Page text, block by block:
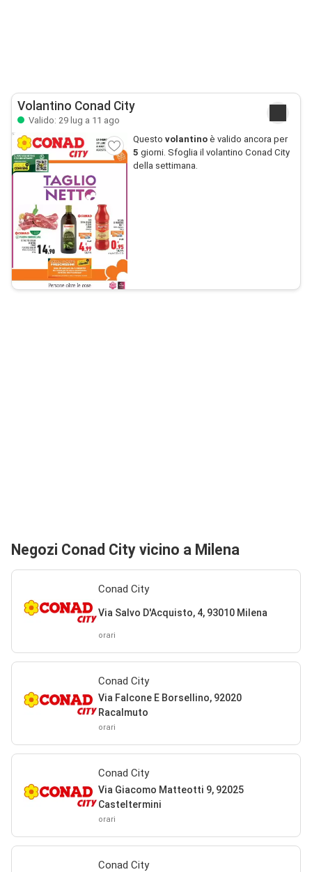
Volantino Conad City
Valido: 29 lug a 11 ago
Questo volantinoè valido ancora per
5 giorni. Sfoglia il volantino Conad City
della settimana.
Negozi Conad City vicino a Milena
Conad City
Via Salvo D'Acquisto, 4, 93010 Milena
orari
Conad City
Via Falcone E Borsellino, 92020
Racalmuto
orari
Conad City
Via Giacomo Matteotti 9, 92025
Casteltermini
orari
Conad City